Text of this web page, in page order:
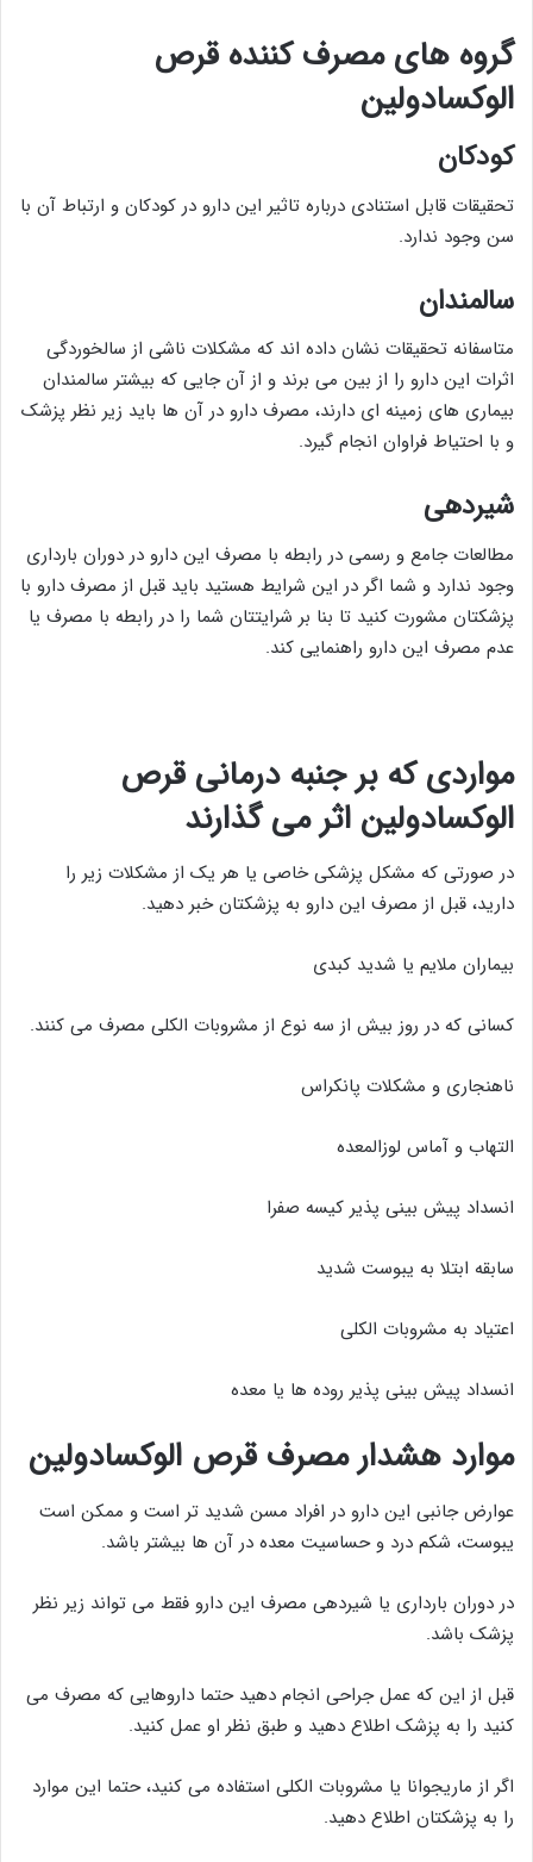
گروه های مصرف کننده قرص
الوکسادولین
کودکان
تحقیقات قابل استنادی درباره تاثیر این دارو در کودکان و ارتباط آن با
سن وجود ندارد.
سالمندان
متاسفانه تحقیقات نشان داده اند که مشکلات ناشی از سالخوردگی
اثرات این دارو را از بین می برند و از آن جایی که بیشتر سالمندان
بیماری های زمینه ای دارند، مصرف دارو در آن ها باید زیر نظر پزشک
و با احتیاط فراوان انجام گیرد.
شیردهی
مطالعات جامع و رسمی در رابطه با مصرف این دارو در دوران بارداری
وجود ندارد و شما اگر در این شرایط هستید باید قبل از مصرف دارو با
پزشکتان مشورت کنید تا بنا بر شرایتتان شما را در رابطه با مصرف یا
عدم مصرف این دارو راهنمایی کند.
مواردی که بر جنبه درمانی قرص
الوکسادولین اثر می گذارند
در صورتی که مشکل پزشکی خاصی یا هر یک از مشکلات زیر را
دارید، قبل از مصرف این دارو به پزشکتان خبر دهید.
بیماران ملایم یا شدید کبدی
کسانی که در روز بیش از سه نوع از مشروبات الکلی مصرف می کنند.
ناهنجاری و مشکلات پانکراس
التهاب و آماس لوزالمعده
انسداد پیش بینی پذیر کیسه صفرا
سابقه ابتلا به یبوست شدید
اعتیاد به مشروبات الکلی
انسداد پیش بینی پذیر روده ها یا معده
موارد هشدار مصرف قرص الوکسادولین
عوارض جانبی این دارو در افراد مسن شدید تر است و ممکن است
یبوست، شکم درد و حساسیت معده در آن ها بیشتر باشد.
در دوران بارداری یا شیردهی مصرف این دارو فقط می تواند زیر نظر
پزشک باشد.
قبل از این که عمل جراحی انجام دهید حتما داروهایی که مصرف می
کنید را به پزشک اطلاع دهید و طبق نظر او عمل کنید.
اگر از ماریجوانا یا مشروبات الکلی استفاده می کنید، حتما این موارد
را به پزشکتان اطلاع دهید.